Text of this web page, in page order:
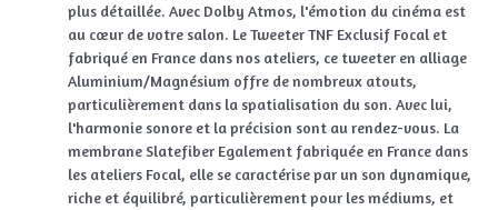
plus détaillée. Avec Dolby Atmos, l'émotion du cinéma est
au cœur de votre salon. Le Tweeter TNF Exclusif Focal et
fabriqué en France dans nos ateliers, ce tweeter en alliage
Aluminium/Magnésium offre de nombreux atouts,
particulièrement dans la spatialisation du son. Avec lui,
l'harmonie sonore et la précision sont au rendez-vous. La
membrane Slatefiber Egalement fabriquée en France dans
les ateliers Focal, elle se caractérise par un son dynamique,
riche et équilibré, particulièrement pour les médiums, et